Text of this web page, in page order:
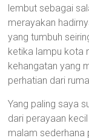
lembut sebagai
merayakan
yang tumbuh
ketika lampu kota
kehangatan yang
perhatian dari
Yang paling saya
dari perayaan
malam sederhana